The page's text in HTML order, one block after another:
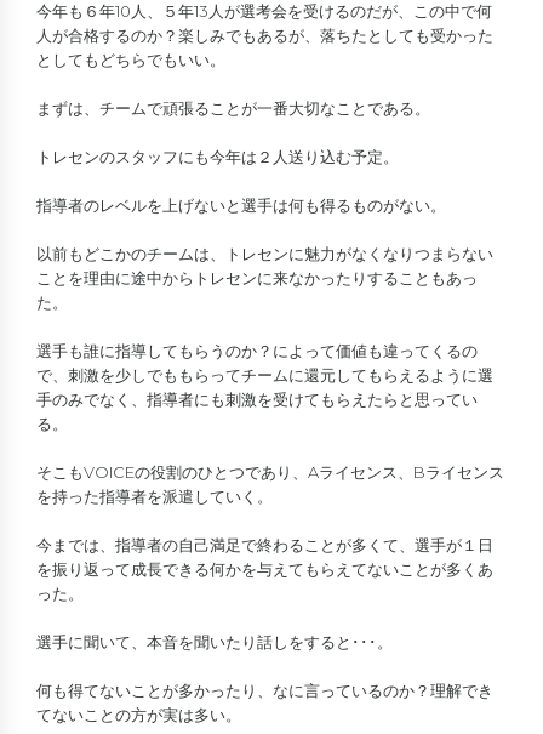
今年も６年10人、５年13人が選考会を受けるのだが、この中で何
人が合格するのか？楽しみでもあるが、落ちたとしても受かった
としてもどちらでもいい。
まずは、チームで頑張ることが一番大切なことである。
トレセンのスタッフにも今年は２人送り込む予定。
指導者のレベルを上げないと選手は何も得るものがない。
以前もどこかのチームは、トレセンに魅力がなくなりつまらない
ことを理由に途中からトレセンに来なかったりすることもあっ
た。
選手も誰に指導してもらうのか？によって価値も違ってくるの
で、刺激を少しでももらってチームに還元してもらえるように選
手のみでなく、指導者にも刺激を受けてもらえたらと思ってい
る。
そこもVOICEの役割のひとつであり、Aライセンス、Bライセンス
を持った指導者を派遣していく。
今までは、指導者の自己満足で終わることが多くて、選手が１日
を振り返って成長できる何かを与えてもらえてないことが多くあ
った。
選手に聞いて、本音を聞いたり話しをすると･･･。
何も得てないことが多かったり、なに言っているのか？理解でき
てないことの方が実は多い。